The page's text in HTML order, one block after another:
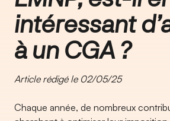
intéressant
à un CGA ?
Article rédigé le 02/05/25
Chaque année, de nombreux